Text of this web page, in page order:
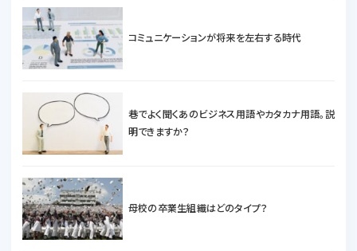
コミュニケーションが将来を左右する時代
巷でよく聞くあのビジネス用語やカタカナ用語。説
明できますか？
母校の卒業生組織はどのタイプ？